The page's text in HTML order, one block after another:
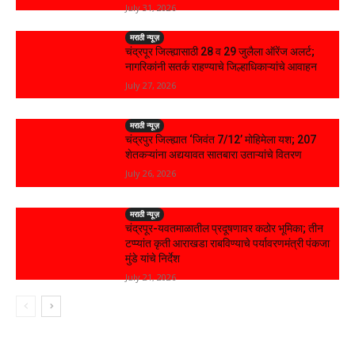
July 31, 2026
मराठी न्यूज़
चंद्रपूर जिल्ह्यासाठी 28 व 29 जुलैला ऑरेंज अलर्ट;
नागरिकांनी सतर्क राहण्याचे जिल्हाधिकाऱ्यांचे आवाहन
July 27, 2026
मराठी न्यूज़
चंद्रपुर जिल्ह्यात ‘जिवंत 7/12’ मोहिमेला यश; 207
शेतकऱ्यांना अद्ययावत सातबारा उताऱ्यांचे वितरण
July 26, 2026
मराठी न्यूज़
चंद्रपूर-यवतमाळातील प्रदूषणावर कठोर भूमिका; तीन
टप्प्यांत कृती आराखडा राबविण्याचे पर्यावरणमंत्री पंकजा
मुंडे यांचे निर्देश
July 21, 2026